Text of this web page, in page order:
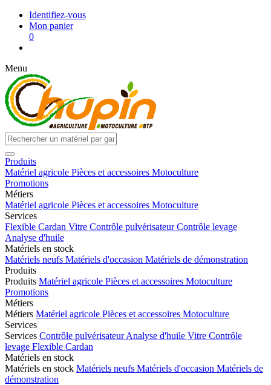
Identifiez-vous
Mon panier
0
Menu
Produits
Matériel agricole Pièces et accessoires Motoculture
Promotions
Métiers
Matériel agricole Pièces et accessoires Motoculture
Services
Flexible Cardan Vitre Contrôle pulvérisateurContrôle levage
Analyse d'huile
Matériels en stock
Matériels neufs Matériels d'occasion Matériels de démonstration
Produits
Produits Matériel agricole Pièces et accessoires Motoculture
Promotions
Métiers
Métiers Matériel agricole Pièces et accessoires Motoculture
Services
Services Contrôle pulvérisateurAnalyse d'huile Vitre Contrôle
levage Flexible Cardan
Matériels en stock
Matériels en stock Matériels neufs Matériels d'occasion Matériels de
démonstration